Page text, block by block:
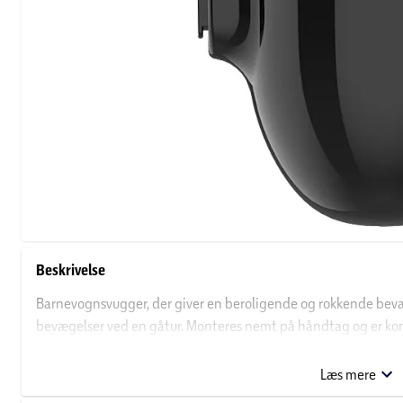
Beskrivelse
Barnevognsvugger, der giver en beroligende og rokkende
bevægelser ved en gåtur. Monteres nemt på håndtag og er
Barnevognsvuggeren har 5 hastighedsniveauer og slukker
Læs mere